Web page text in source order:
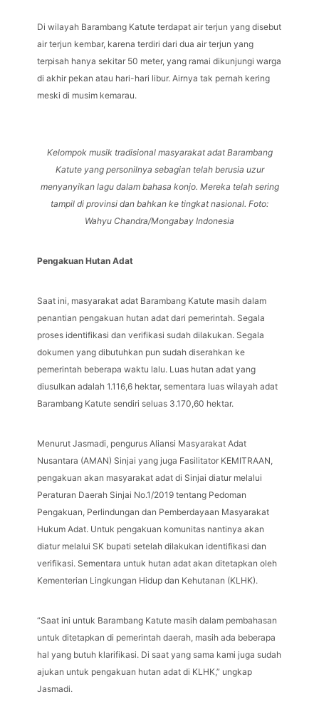
Di wilayah Barambang Katute terdapat air terjun yang disebut
air terjun kembar, karena terdiri dari dua air terjun yang
terpisah hanya sekitar 50 meter, yang ramai dikunjungi warga
di akhir pekan atau hari-hari libur. Airnya tak pernah kering
meski di musim kemarau.
Kelompok musik tradisional masyarakat adat Barambang
Katute yang personilnya sebagian telah berusia uzur
menyanyikan lagu dalam bahasa konjo. Mereka telah sering
tampil di provinsi dan bahkan ke tingkat nasional. Foto:
Wahyu Chandra/Mongabay Indonesia
Pengakuan Hutan Adat
Saat ini, masyarakat adat Barambang Katute masih dalam
penantian pengakuan hutan adat dari pemerintah. Segala
proses identifikasi dan verifikasi sudah dilakukan. Segala
dokumen yang dibutuhkan pun sudah diserahkan ke
pemerintah beberapa waktu lalu. Luas hutan adat yang
diusulkan adalah 1.116,6 hektar, sementara luas wilayah adat
Barambang Katute sendiri seluas 3.170,60 hektar.
Menurut Jasmadi, pengurus Aliansi Masyarakat Adat
Nusantara (AMAN) Sinjai yang juga Fasilitator KEMITRAAN,
pengakuan akan masyarakat adat di Sinjai diatur melalui
Peraturan Daerah Sinjai No.1/2019 tentang Pedoman
Pengakuan, Perlindungan dan Pemberdayaan Masyarakat
Hukum Adat. Untuk pengakuan komunitas nantinya akan
diatur melalui SK bupati setelah dilakukan identifikasi dan
verifikasi. Sementara untuk hutan adat akan ditetapkan oleh
Kementerian Lingkungan Hidup dan Kehutanan (KLHK).
“Saat ini untuk Barambang Katute masih dalam pembahasan
untuk ditetapkan di pemerintah daerah, masih ada beberapa
hal yang butuh klarifikasi. Di saat yang sama kami juga sudah
ajukan untuk pengakuan hutan adat di KLHK,” ungkap
Jasmadi.